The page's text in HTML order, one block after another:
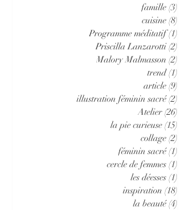
famille (3)
cuisine (8)
Programme méditatif (1)
Priscilla Lanzarotti (2)
Malory Malmasson (2)
trend (1)
article (9)
illustration féminin sacré (2)
Atelier (26)
la pie curieuse (15)
collage (2)
féminin sacré (1)
cercle de femmes (1)
les déesses (1)
inspiration (18)
la beauté (4)